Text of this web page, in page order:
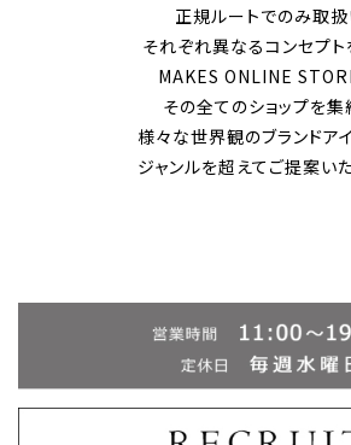
正規ルートでのみ取
それぞれ異なるコンセプ
MAKES ONLINE
その全てのショップを集
様々な世界観のブランドア
ジャンルを超えてご提案い